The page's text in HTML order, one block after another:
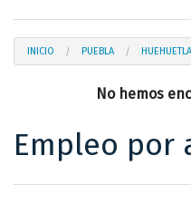
Iniciar sesión
INICIO PUEBLA HUEHUETLA
No hemos
Empleo por